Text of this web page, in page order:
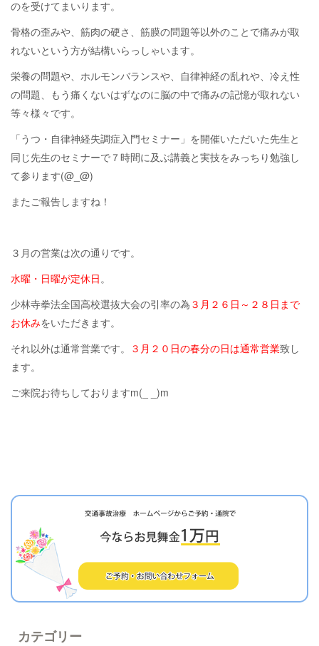
のを受けてまいります。
骨格の歪みや、筋肉の硬さ、筋膜の問題等以外のことで痛みが取
れないという方が結構いらっしゃいます。
栄養の問題や、ホルモンバランスや、自律神経の乱れや、冷え性
の問題、もう痛くないはずなのに脳の中で痛みの記憶が取れない
等々様々です。
「うつ・自律神経失調症入門セミナー」を開催いただいた先生と
同じ先生のセミナーで７時間に及ぶ講義と実技をみっちり勉強し
て参ります(@_@)
またご報告しますね！
３月の営業は次の通りです。
水曜・日曜が定休日 。
少林寺拳法全国高校選抜大会の引率の為 ３月２６日～２８日まで
お休みをいただきます。
それ以外は通常営業です。
３月２０日の春分の日は通常営業致し
ます。
ご来院お待ちしておりますm(_ _)m
カテゴリー